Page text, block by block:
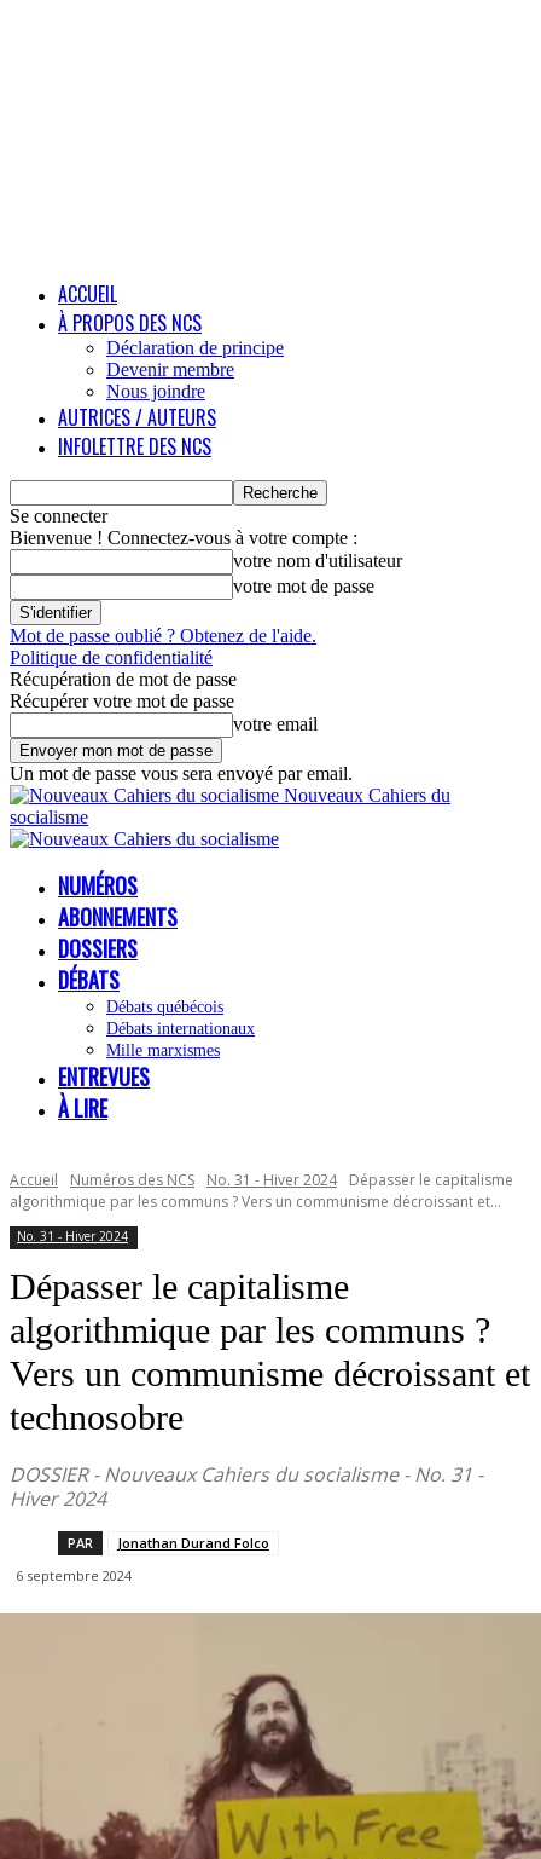
ACCUEIL
À PROPOS DES NCS
Déclaration de principe
Devenir membre
Nous joindre
AUTRICES / AUTEURS
INFOLETTRE DES NCS
Se connecter
Bienvenue ! Connectez-vous à votre compte :
votre nom d'utilisateur
votre mot de passe
Mot de passe oublié ? Obtenez de l'aide.
Politique de confidentialité
Récupération de mot de passe
Récupérer votre mot de passe
votre email
Un mot de passe vous sera envoyé par email.
Nouveaux Cahiers du
socialisme
NUMÉROS
ABONNEMENTS
DOSSIERS
DÉBATS
Débats québécois
Débats internationaux
Mille marxismes
ENTREVUES
À LIRE
Accueil Numéros des NCS No. 31 - Hiver 2024
Dépasser le capitalisme
algorithmique par les communs ? Vers un communisme décroissant et...
No. 31 - Hiver 2024
Dépasser le capitalisme
algorithmique par les communs ?
Vers un communisme décroissant et
technosobre
DOSSIER - Nouveaux Cahiers du socialisme - No. 31 -
Hiver 2024
PAR
Jonathan Durand Folco
6 septembre 2024